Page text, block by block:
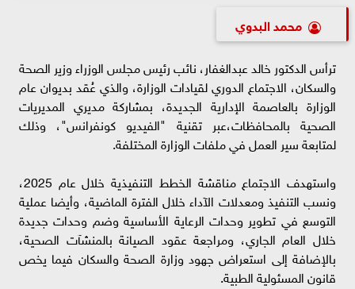
محمد البدوي
ترأس الدكتور خالد عبدالغفار، نائب رئيس مجلس الوزراء وزير الصحة
والسكان، الاجتماع الدوري لقيادات الوزارة، والذي عُقد بديوان عام
الوزارة بالعاصمة الإدارية الجديدة، بمشاركة مديري المديريات
الصحية بالمحافظات،عبر تقنية "الفيديو كونفرانس"، وذلك
لمتابعة سير العمل في ملفات الوزارة المختلفة.
واستهدف الاجتماع مناقشة الخطط التنفيذية خلال عام 2025،
ونسب التنفيذ ومعدلات الآداء خلال الفترة الماضية، وأيضا عملية
التوسع في تطوير وحدات الرعاية الأساسية وضم وحدات جديدة
خلال العام الجاري، ومراجعة عقود الصيانة بالمنشآت الصحية،
بالإضافة إلى استعراض جهود وزارة الصحة والسكان فيما يخص
قانون المسئولية الطبية.